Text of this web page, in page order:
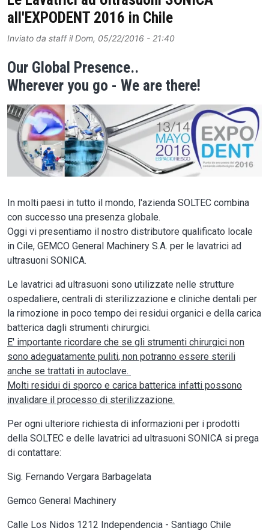
all'EXPODENT 2016 in Chile
Inviato da staffilDom, 05/22/2016 - 21:40
Our Global Presence..
Wherever you go - We are there!
Image
In molti paesi in tutto il mondo, l'azienda SOLTEC combina
con successo una presenza globale.
Oggi vi presentiamo il nostro distributore qualificato locale
in Cile, GEMCO General Machinery S.A. per le lavatrici ad
ultrasuoni SONICA.
Le lavatrici ad ultrasuoni sono utilizzate nelle strutture
ospedaliere, centrali di sterilizzazione e cliniche dentali per
la rimozione in poco tempo dei residui organici e della carica
batterica dagli strumenti chirurgici.
E' importante ricordare che se gli strumenti chirurgici non
sono adeguatamente puliti, non potranno essere sterili
anche se trattati in autoclave.
Molti residui di sporco e carica batterica infatti possono
invalidare il processo di sterilizzazione.
Per ogni ulteriore richiesta di informazioni per i prodotti
della SOLTEC e delle lavatrici ad ultrasuoni SONICA si prega
di contattare:
Sig. Fernando Vergara Barbagelata
Gemco General Machinery
Calle Los Nidos 1212 Independencia - Santiago Chile